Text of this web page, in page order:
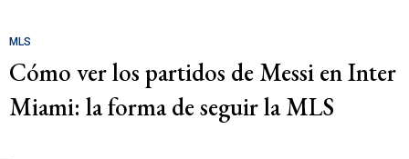
MLS
Cómo ver los partidos de Messi en Inter
Miami: la forma de seguir la MLS